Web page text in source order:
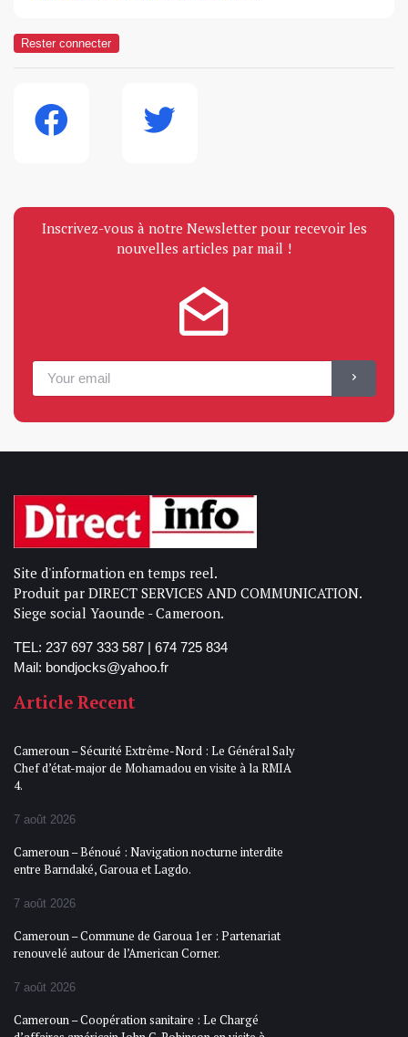
Rester connecter
Inscrivez-vous à notre Newsletter pour recevoir les
nouvelles articles par mail !
Site d'information en temps reel.
Produit par DIRECT SERVICES AND COMMUNICATION.
Siege social Yaounde - Cameroon.
TEL: 237 697 333 587 | 674 725 834
Mail: bondjocks@yahoo.fr
Article Recent
Cameroun – Sécurité Extrême-Nord : Le Général Saly
Chef d’état-major de Mohamadou en visite à la RMIA
4.
7 août 2026
Cameroun – Bénoué : Navigation nocturne interdite
entre Barndaké, Garoua et Lagdo.
7 août 2026
Cameroun – Commune de Garoua 1er : Partenariat
renouvelé autour de l’American Corner.
7 août 2026
Cameroun – Coopération sanitaire : Le Chargé